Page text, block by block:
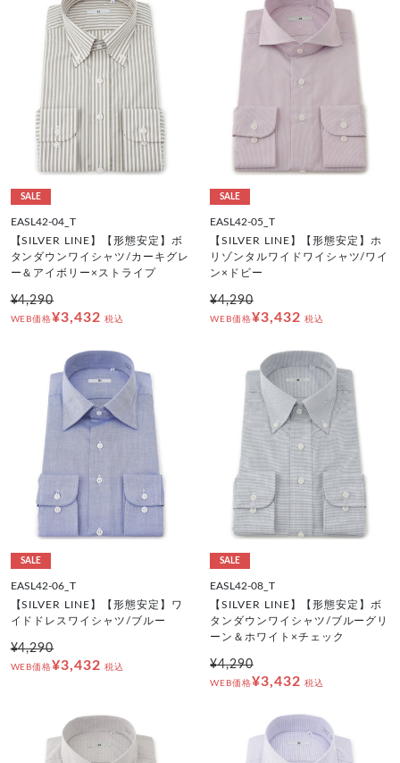
SALE
EASL42-04_T
【SILVER LINE】【形態安定】ボ
タンダウンワイシャツ/カーキグレ
ー＆アイボリー×ストライプ
¥4,290
WEB価格¥3,432 税込
SALE
EASL42-05_T
【SILVER LINE】【形態安定】ホ
リゾンタルワイドワイシャツ/ワイ
ン×ドビー
¥4,290
WEB価格¥3,432 税込
SALE
EASL42-06_T
【SILVER LINE】【形態安定】ワ
イドドレスワイシャツ/ブルー
¥4,290
WEB価格¥3,432 税込
SALE
EASL42-08_T
【SILVER LINE】【形態安定】ボ
タンダウンワイシャツ/ブルーグリ
ーン＆ホワイト×チェック
¥4,290
WEB価格¥3,432 税込